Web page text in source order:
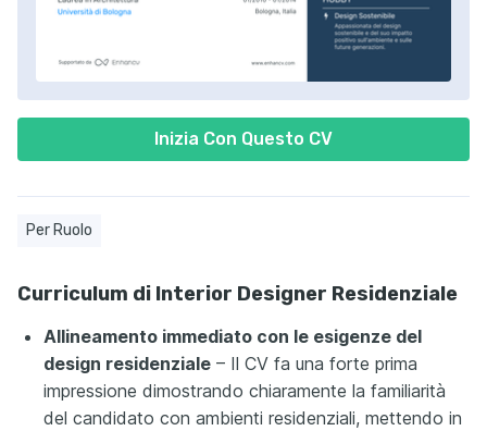
Inizia Con Questo CV
Per Ruolo
Curriculum di Interior Designer Residenziale
Allineamento immediato con le esigenze del
design residenziale – Il CV fa una forte prima
impressione dimostrando chiaramente la familiarità
del candidato con ambienti residenziali, mettendo in